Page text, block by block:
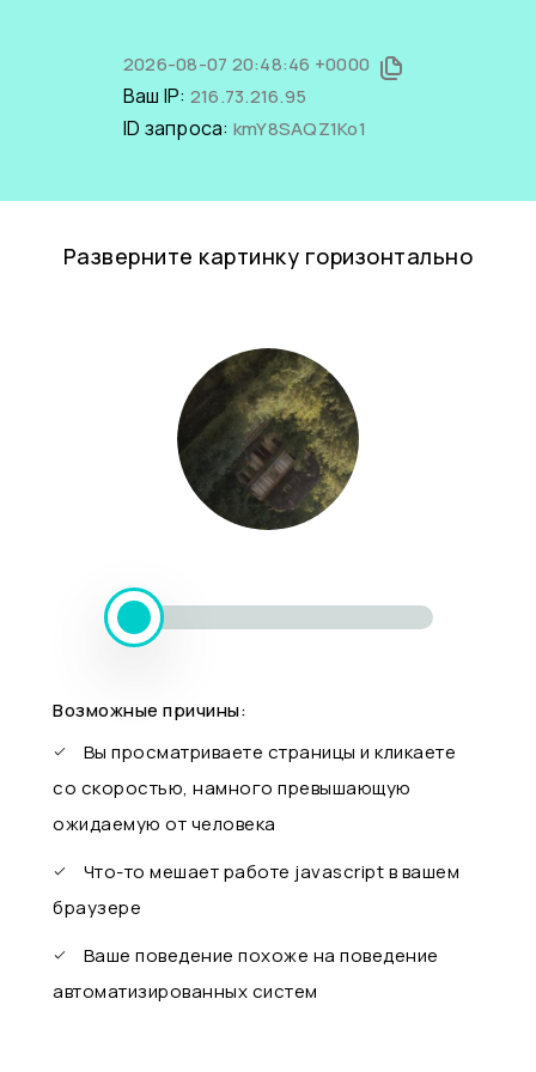
2026-08-07 20:48:46 +0000
Ваш IP: 216.73.216.95
ID запроса: kmY8SAQZ1Ko1
Разверните картинку горизонтально
Возможные причины:
Вы просматриваете страницы и кликаете
со скоростью, намного превышающую
ожидаемую от человека
Что-то мешает работе javascript в вашем
браузере
Ваше поведение похоже на поведение
автоматизированных систем